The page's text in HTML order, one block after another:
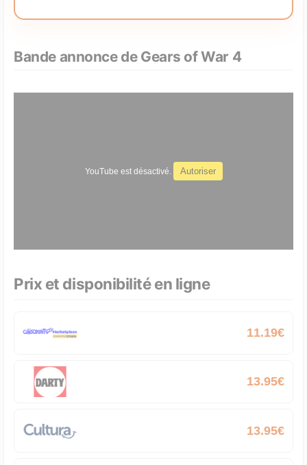
Bande annonce de Gears of War 4
YouTube est désactivé. Autoriser
Prix et disponibilité en ligne
11.19€
13.95€
13.95€